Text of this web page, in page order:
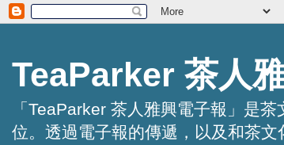
TeaParker 茶人
「TeaParker 茶人雅興電子報」是
位。透過電子報的傳遞，以及和茶